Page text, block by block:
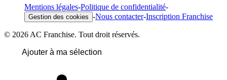
Mentions légales-Politique de confidentialité-
Gestion des cookies -Nous contacter-Inscription Franchise
© 2026 AC Franchise. Tout droit réservés.
Ajouter à ma sélection